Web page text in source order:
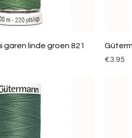
garen linde groen 821
Price
€3.95